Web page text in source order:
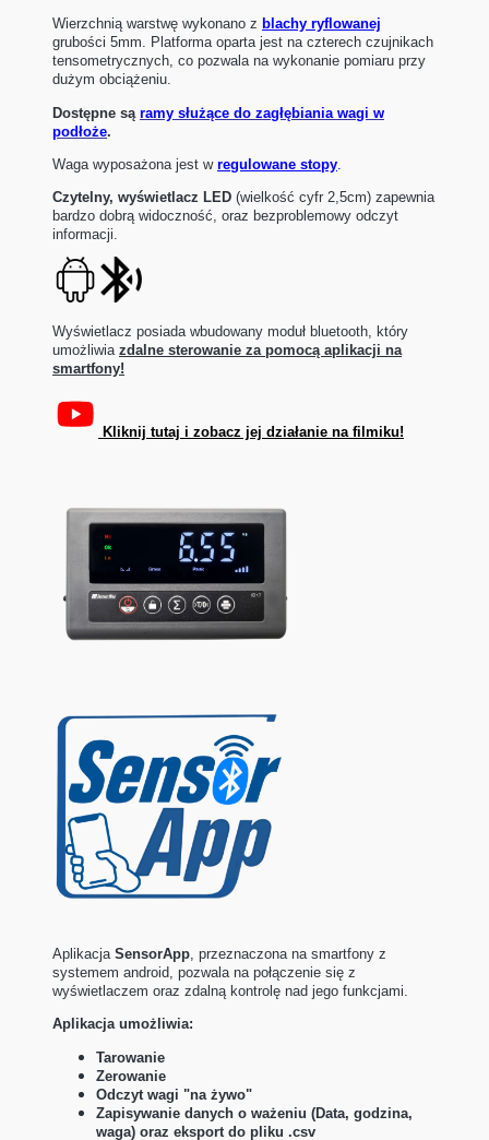
Wierzchnią warstwę wykonano z blachy ryflowanej
grubości 5mm. Platforma oparta jest na czterech czujnikach
tensometrycznych, co pozwala na wykonanie pomiaru przy
dużym obciążeniu.
Dostępne są ramy służące do zagłębiania wagi w
podłoże.
Waga wyposażona jest w regulowane stopy
Czytelny, wyświetlacz LED (wielkość cyfr 2,5cm) zapewnia
bardzo dobrą widoczność, oraz bezproblemowy odczyt
informacji.
Wyświetlacz posiada wbudowany moduł bluetooth, który
umożliwia zdalne sterowanie za pomocą aplikacji na
smartfony!
Kliknij tutaj i zobacz jej działanie na filmiku!
Aplikacja SensorApp , przeznaczona na smartfony z
systemem android, pozwala na połączenie się z
wyświetlaczem oraz zdalną kontrolę nad jego funkcjami.
Aplikacja umożliwia:
Tarowanie
Zerowanie
Odczyt wagi "na żywo"
Zapisywanie danych o ważeniu (Data, godzina,
waga) oraz eksport do pliku .csv